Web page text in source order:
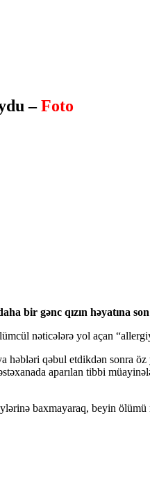
–Foto
bir gənc qızın həyatına
nəticələrə yol açan
qəbul etdikdən sonra
aparılan tibbi
baxmayaraq, beyin ölümü